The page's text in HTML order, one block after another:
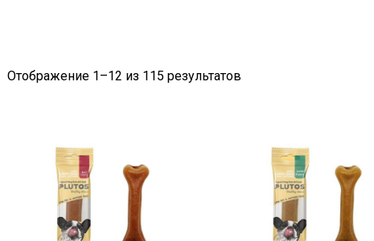
Отображение 1–12 из 115 результатов